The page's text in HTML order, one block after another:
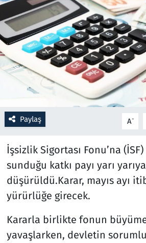
Paylaş A-
İşsizlik Sigortası Fonu’na
sunduğu katkı payı yarı yarıya
düşürüldü.Karar, mayıs ayı
yürürlüğe girecek.
Kararla birlikte fonun büyüme
yavaşlarken, devletin
Rüya Tabirleri
Sağlık
Savunma Sanayi
Spor
Teknoloji ve Bilim
Televizyon